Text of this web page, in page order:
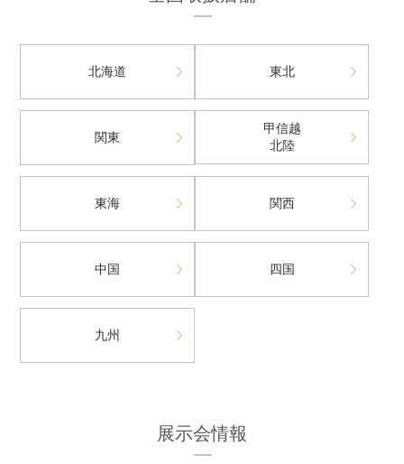
北海道 東北
関東
甲信越
北陸
東海 関西
中国 四国
九州
展示会情報